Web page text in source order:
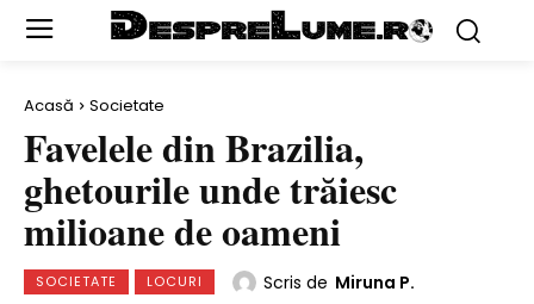
Acasă Societate
Favelele din Brazilia,
ghetourile unde trăiesc
milioane de oameni
SOCIETATE LOCURI Scris de Miruna P.